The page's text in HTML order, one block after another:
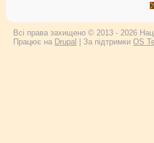
Всі права захищено © 2013 - 2026
Працює на Drupal | За підтримки OS